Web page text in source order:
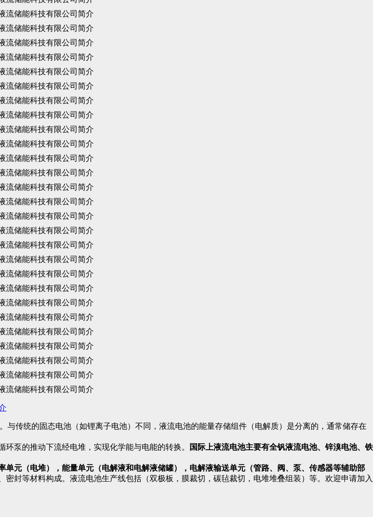
与传统的固态电池（如锂离子电池）不同，液流电池的能量存储组件（电解质）是分离的，通常储存在
泵的推动下流经电堆，实现化学能与电能的转换。
国际上液流电池主要有全钒液流电池、锌溴电池、铁
单元（电堆），能量单元（电解液和电解液储罐），电解液输送单元（管路、阀、泵、传感器等辅助部
封等材料构成。液流电池生产线包括（双极板，膜裁切，碳毡裁切，电堆堆叠组装）等。欢迎申请加入